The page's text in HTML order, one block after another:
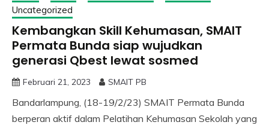
Uncategorized
Kembangkan Skill Kehumasan, SMAIT
Permata Bunda siap wujudkan
generasi Qbest lewat sosmed
Februari 21, 2023 SMAIT PB
Bandarlampung, (18-19/2/23) SMAIT Permata Bunda
berperan aktif dalam Pelatihan Kehumasan Sekolah yang